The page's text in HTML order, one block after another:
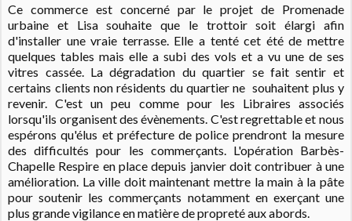
Ce commerce est concerné par le projet de Promenade
urbaine et Lisa souhaite que le trottoir soit élargi afin
d'installer une vraie terrasse. Elle a tenté cet été de mettre
quelques tables mais elle a subi des vols et a vu une de ses
vitres cassée. La dégradation du quartier se fait sentir et
certains clients non résidents du quartier ne souhaitent plus y
revenir. C'est un peu comme pour les Libraires associés
lorsqu'ils organisent des évènements. C'est regrettable et nous
espérons qu'élus et préfecture de police prendront la mesure
des difficultés pour les commerçants. L'opération Barbès-
Chapelle Respire en place depuis janvier doit contribuer à une
amélioration. La ville doit maintenant mettre la main à la pâte
pour soutenir les commerçants notamment en exerçant une
plus grande vigilance en matière de propreté aux abords.